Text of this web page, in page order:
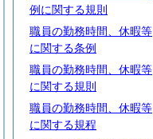
例に関する規則
職員の勤務時間、休暇等
に関する条例
職員の勤務時間、休暇等
に関する規則
職員の勤務時間、休暇等
に関する規程